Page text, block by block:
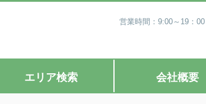
営業時間：9:00～19：
エリア検索 会社概要